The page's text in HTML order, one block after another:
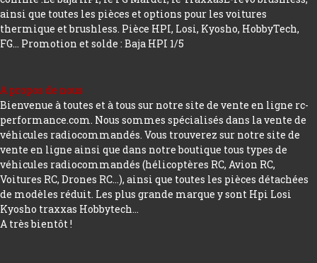
ainsi que toutes les pièces et options pour les voitures
thermique et brushless. Pièce HPI, Losi, Kyosho, HobbyTech,
FG... Promotion et solde : Baja HPI 1/5
A propos de nous
Bienvenue à toutes et à tous sur notre site de vente en ligne rc-
performance.com. Nous sommes spécialisés dans la vente de
véhicules radiocommandés. Vous trouverez sur notre site de
vente en ligne ainsi que dans notre boutique tous types de
véhicules radiocommandés (hélicoptères RC, Avion RC,
Voitures RC, Drones RC…), ainsi que toutes les pièces détachées
de modèles réduit. Les plus grande marque y sont Hpi Losi
Kyosho traxxas Hobbytech...
A très bientôt !